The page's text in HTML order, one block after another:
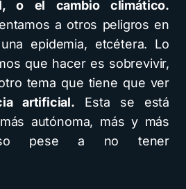
o el cambio climático.
a otros peligros en
epidemia, etcétera. Lo
que hacer es sobrevivir,
tema que tiene que ver
artificial. Esta se está
autónoma, más y más
pese a no tener